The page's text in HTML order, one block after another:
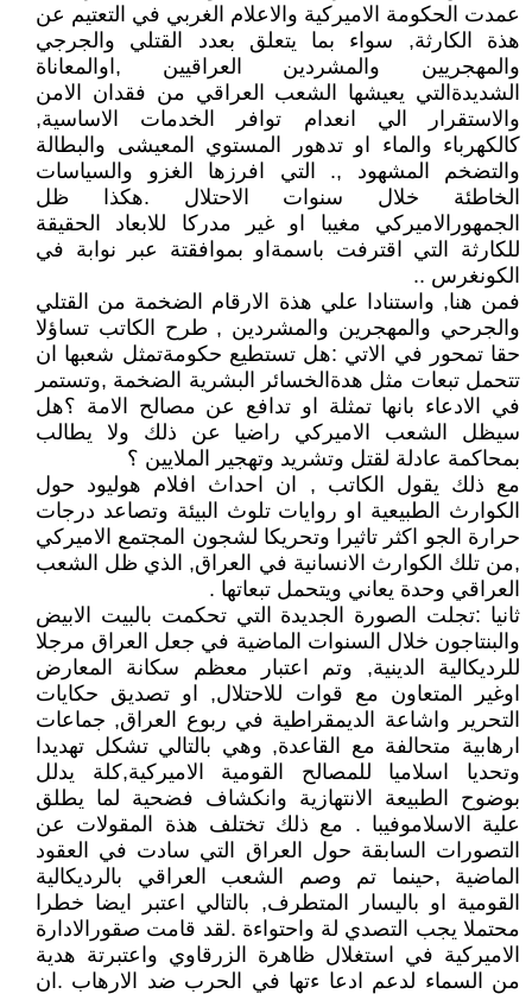
عمدت الحكومة الاميركية والاعلام الغربي في التعتيم عن
هذة الكارثة, سواء بما يتعلق بعدد القتلي والجرجي
والمهجريين والمشردين العراقيين ,اوالمعاناة
الشديدةالتي يعيشها الشعب العراقي من فقدان الامن
والاستقرار الي انعدام توافر الخدمات الاساسية,
كالكهرباء والماء او تدهور المستوي المعيشى والبطالة
والتضخم المشهود ,. التي افرزها الغزو والسياسات
الخاطئة خلال سنوات الاحتلال .هكذا ظل
الجمهورالاميركي مغيبا او غير مدركا للابعاد الحقيقة
للكارثة التي اقترفت باسمةاو بموافقتة عبر نوابة في
الكونغرس ..
فمن هنا, واستنادا علي هذة الارقام الضخمة من القتلي
والجرحي والمهجرين والمشردين , طرح الكاتب تساؤلا
حقا تمحور في الاتي :هل تستطيع حكومةتمثل شعبها ان
تتحمل تبعات مثل هدةالخسائر البشرية الضخمة ,وتستمر
في الادعاء بانها تمثلة او تدافع عن مصالح الامة ؟هل
سيظل الشعب الاميركي راضيا عن ذلك ولا يطالب
بمحاكمة عادلة لقتل وتشريد وتهجير الملايين ؟
مع ذلك يقول الكاتب , ان احداث افلام هوليود حول
الكوارث الطبيعية او روايات تلوث البيئة وتصاعد درجات
حرارة الجو اكثر تاثيرا وتحريكا لشجون المجتمع الاميركي
,من تلك الكوارث الانسانية في العراق, الذي ظل الشعب
العراقي وحدة يعاني ويتحمل تبعاتها .
ثانيا :تجلت الصورة الجديدة التي تحكمت بالبيت الابيض
والبنتاجون خلال السنوات الماضية في جعل العراق مرجلا
للرديكالية الدينية, وتم اعتبار معظم سكانة المعارض
اوغير المتعاون مع قوات للاحتلال, او تصديق حكايات
التحرير واشاعة الديمقراطية في ربوع العراق, جماعات
ارهابية متحالفة مع القاعدة, وهي بالتالي تشكل تهديدا
وتحديا اسلاميا للمصالح القومية الاميركية,كلة يدلل
بوضوح الطبيعة الانتهازية وانكشاف فضحية لما يطلق
علية الاسلاموفيبا . مع ذلك تختلف هذة المقولات عن
التصورات السابقة حول العراق التي سادت في العقود
الماضية ,حينما تم وصم الشعب العراقي بالرديكالية
القومية او باليسار المتطرف, بالتالي اعتبر ايضا خطرا
محتملا يجب التصدي لة واحتواءة .لقد قامت صقورالادارة
الاميركية في استغلال ظاهرة الزرقاوي واعتبرتة هدية
من السماء لدعم ادعا ءتها في الحرب ضد الارهاب .ان